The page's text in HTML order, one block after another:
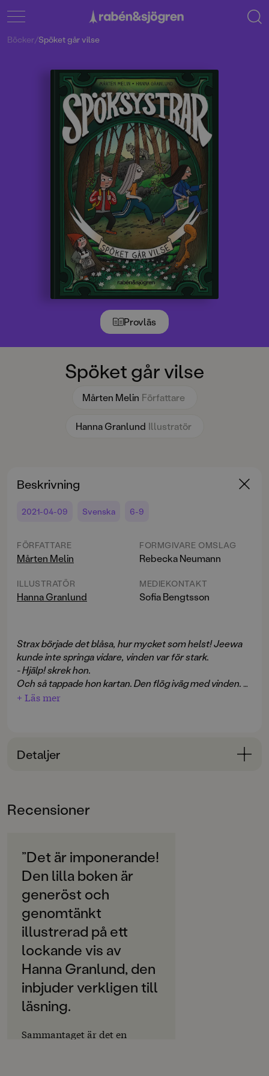
Provläs
Spöket går vilse
Mårten Melin Författare
Hanna Granlund Illustratör
Böcker/Spöket går vilse
Beskrivning
2021-04-09 Svenska 6-9
FÖRFATTARE
Mårten Melin
ILLUSTRATÖR
Hanna Granlund
FORMGIVARE OMSLAG
Rebecka Neumann
MEDIEKONTAKT
Sofia Bengtsson
Strax började det blåsa, hur mycket som helst! Jeewa
kunde inte springa vidare, vinden var för stark.
- Hjälp! skrek hon.
Och så tappade hon kartan. Den flög iväg med vinden. Vi
följde den alla med blicken, högt upp i luften, tills vi inte
Det är friluftsdag i skolan och klassen ska orientera.
Som tur är hamnar Maj och Nila i samma grupp som
för att skoja lite med Jeewa hamnar de istället vilse i
skogen. Kan Majs spökkonster hjälpa dem nu?
+ Läs mer
Detaljer
6-9
Svenska
SPRÅK
Svenska
SERIE
Spöksystrar
PUBLICERINGSDATUM
2021-04-09
LÄSORDNING
11
Produktion
Recensioner
”Det är imponerande!
Den lilla boken är
generöst och
genomtänkt
illustrerad på ett
lockande vis av
Hanna Granlund, den
inbjuder verkligen till
läsning.
Sammantaget är det en